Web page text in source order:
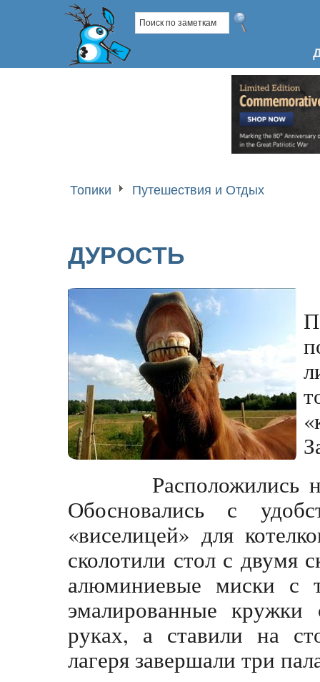
Топики Путешествия и Отдых
ДУРОСТЬ
Расположились на
Обосновались с
«виселицей» для
сколотили стол с двумя
алюминиевые миски с
эмалированные
руках, а ставили на
лагеря завершали три